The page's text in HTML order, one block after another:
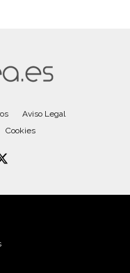
Aviso Legal
Cookies